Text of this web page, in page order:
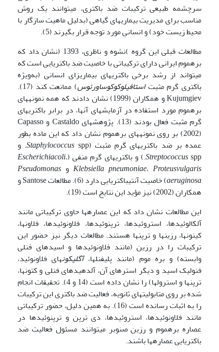
سرچشمه طبیعی ترکیبات ضد باکتری، می‍توانند یک روش
مناسب برای مدیریت بیماری­های گیاهی (بدلیل ماهیت سازگار با
محیط زیست خود) و انسانی مورد توجه قرار بگیرند (5).
مطالعات قبلی این گروه )نشوه و ناظری، 1393 (نشان داد که
بره­موم ایرانی دارای ترکیباتی با خاصیت ضد باکتریایی است که
می­تواند از رشد برخی باکتری­های بیماری­زای انسانی (به‌ویژه
باکتری گرم مثبتاستافیلوکوکوساورئوس
) ممانعت کند (17).
Kujumgiev و همکاران (1999) نشان دادند که همه نمونه­های
بره­موم مورد استفاده در آزمایش­های آنها، در برابر باکتری­های
گرم مثبت فعال بودند (13). پژوهش­های Castaldo و Capasso
(2002) بر روی نمونه­های بره­موم نشان داد که این ماده بطور
عمده بر ضد باکتری­های گرم مثبت (
Staphylococcus spp. و
Streptococcusspp.) و باکتری­های گرم منفی ( Escherichiacoli،
Klebsiella pneumoniae، Proteusvulgaris و Pseudomonas
aeruginosa
) خاصیت آنتی­باکتریایی دارد (6). مطالعات Santose و
همکاران (2002) نیز مؤید این نتایج است (19).
این مطالعات نشان داد که این عصاره­ها حاوی ترکیباتی مانند
آلکالوئید­ها، استروئیدها، ترپنوئیدها، فلاونوئیدها، فلاون­ها،
کینون­ها، رزین­ها و ترپن­ها هستند. مطالعات دیگر نیز حضور این
ترکیبات را در رزین (مانند فلاونوئیدها و اسیدهای فنلی
وابسته) و بره موم (مانند پلی­فنل­ها،آگلیکون­های فلاونوئید،
فنولیک اسید و دیگر استر­های آن، آلدهید­های فنلی و کتون­ها،
ترپن­ها و استرول­ها) را نشان داده است (14 و 4). تحقیقات انجام
شده بر روی متابولیت­های ثانویه، فعالیت ضد باکتری این ترکیبات
را به اثبات رسانده است (16). به همین دلیل، حضور ترکیباتی
مانند فلاونوئیدها، استروئیدها، دی ترپن و ترپنوئیدها در
عصاره بره­موم و رزین صنوبر می­توانند مسئول فعالیت ضد
باکتریایی عصاره­ها باشند.